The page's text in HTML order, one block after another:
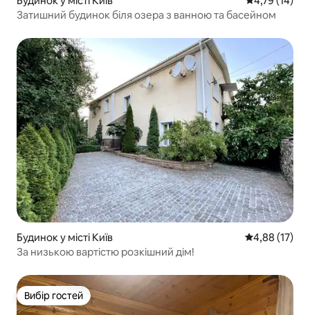
Затишний будинок біля озера з ванною та басейном
Будинок у місті Київ Середня
4,88 (17)
За низькою вартістю розкішний дім!
Вибір гостей
Вибір гостей